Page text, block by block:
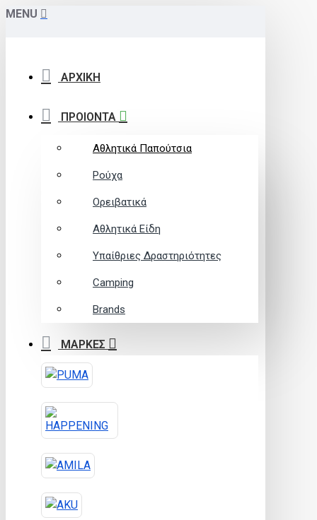
MENU
ΑΡΧΙΚΗ
ΠΡΟΙΟΝΤΑ
Αθλητικά Παπούτσια
Ρούχα
Ορειβατικά
Αθλητικά Είδη
Υπαίθριες Δραστηριότητες
Camping
Brands
ΜΑΡΚΕΣ